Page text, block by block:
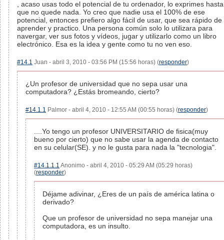
, acaso usas todo el potencial de tu ordenador, lo exprimes hasta
que no quede nada. Yo creo que nadie usa el 100% de ese
potencial, entonces prefiero algo fácil de usar, que sea rápido de
aprender y practico. Una persona común solo lo utilizara para
navergar, ver sus fotos y vídeos, jugar y utilizarlo como un libro
electrónico. Esa es la idea y gente como tu no ven eso.
#14.1 Juan - abril 3, 2010 - 03:56 PM (15:56 horas) (responder)
¿Un profesor de universidad que no sepa usar una
computadora? ¿Estás bromeando, cierto?
#14.1.1 Palmor - abril 4, 2010 - 12:55 AM (00:55 horas) (responder)
....Yo tengo un profesor UNIVERSITARIO de fisica(muy
bueno por cierto) que no sabe usar la agenda de contacto
en su celular(SE). y no le gusta para nada la "tecnologia".
#14.1.1.1 Anonimo - abril 4, 2010 - 05:29 AM (05:29 horas)
(responder)
Déjame adivinar, ¿Eres de un país de américa latina o
derivado?
Que un profesor de universidad no sepa manejar una
computadora, es un insulto.